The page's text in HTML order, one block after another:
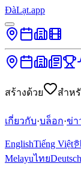
ĐàLạt.app
สร้างด้วย สำห
เกี่ยวกับ·บล็อก·ข่า
EnglishTiếng Việt
MelayuไทยDeutsch